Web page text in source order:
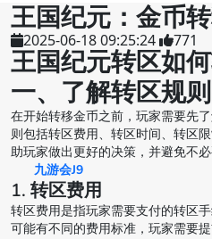
王国纪元：金币
2025-06-18 09:25:24 771
王国纪元转区如
一、了解转区规则
在开始转移金币之前，玩家需要先
则包括转区费用、转区时间、转区
助玩家做出更好的决策，并避免不必
九游会J9
1. 转区费用
转区费用是指玩家需要支付的转区
可能有不同的费用标准，玩家需要